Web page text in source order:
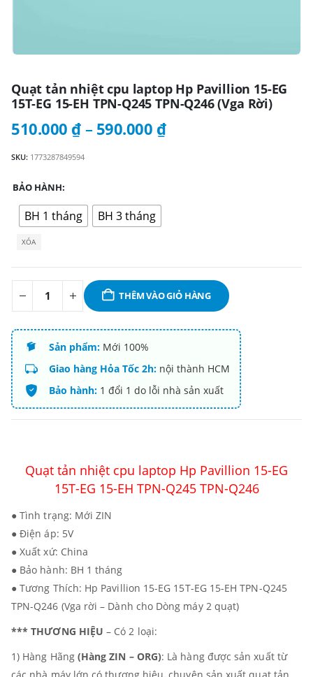
Quạt tản nhiệt cpu laptop Hp Pavillion 15-EG
15T-EG 15-EH TPN-Q245 TPN-Q246 (Vga Rời)
510.000 ₫– 590.000 ₫Khoảng
SKU: 1773287849594
BẢO HÀNH
BH 1 tháng BH 3 tháng
XÓA
THÊM VÀO GIỎ HÀNG
Sản phẩm:Mới 100%
Giao hàng Hỏa Tốc 2h:nội thành HCM
Bảo hành:1 đổi 1 do lỗi nhà sản xuất
Quạt tản nhiệt cpu laptop Hp Pavillion 15-EG
15T-EG 15-EH TPN-Q245 TPN-Q246
● Tình trạng: Mới ZIN
● Điện áp: 5V
● Xuất xứ: China
● Bảo hành: BH 1 tháng
● Tương Thích: Hp Pavillion 15-EG 15T-EG 15-EH TPN-Q245
TPN-Q246 (Vga rời – Dành cho Dòng máy 2 quạt)
*** THƯƠNG HIỆU – Có 2 loại:
1) Hàng Hãng (Hàng ZIN – ORG): Là hàng được sản xuất từ